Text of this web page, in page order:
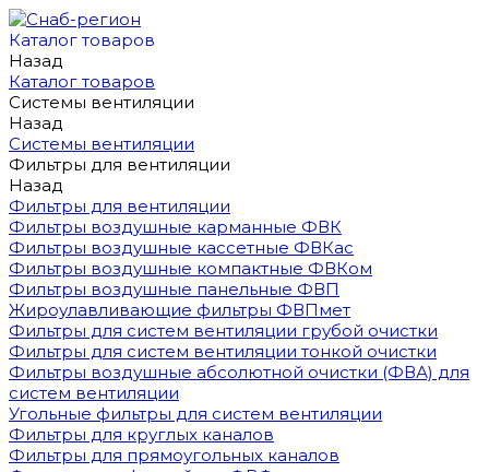
Каталог товаров
Назад
Каталог товаров
Системы вентиляции
Назад
Системы вентиляции
Фильтры для вентиляции
Назад
Фильтры для вентиляции
Фильтры воздушные карманные ФВК
Фильтры воздушные кассетные ФВКас
Фильтры воздушные компактные ФВКом
Фильтры воздушные панельные ФВП
Жироулавливающие фильтры ФВПмет
Фильтры для систем вентиляции грубой очистки
Фильтры для систем вентиляции тонкой очистки
Фильтры воздушные абсолютной очистки (ФВА) для
систем вентиляции
Угольные фильтры для систем вентиляции
Фильтры для круглых каналов
Фильтры для прямоугольных каналов